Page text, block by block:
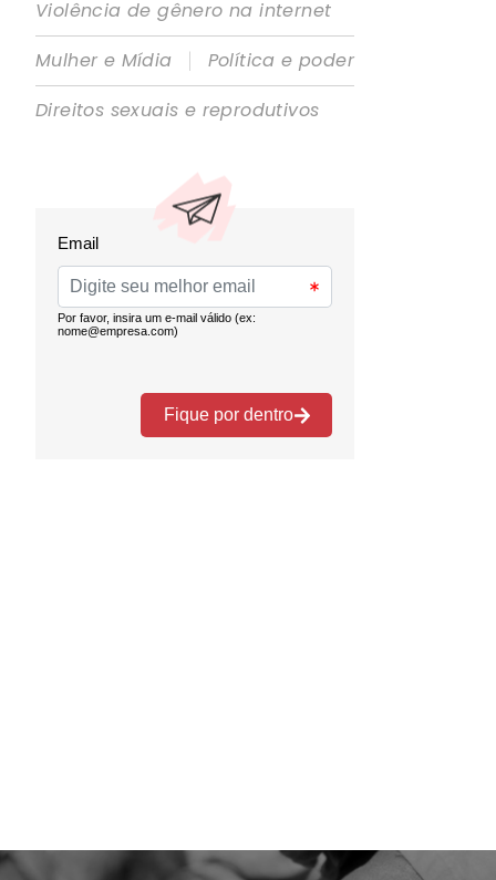
Violência de gênero na internet
Mulher e Mídia
|
Política e poder
Direitos sexuais e reprodutivos